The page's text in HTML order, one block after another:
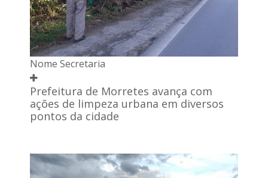
Nome Secretaria
Prefeitura de Morretes avança com
ações de limpeza urbana em diversos
pontos da cidade